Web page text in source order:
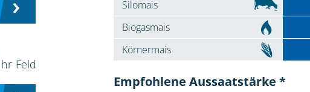
Feld
Silomais
Biogasmais
Körnermais
Empfohlene Aussaatstärke *